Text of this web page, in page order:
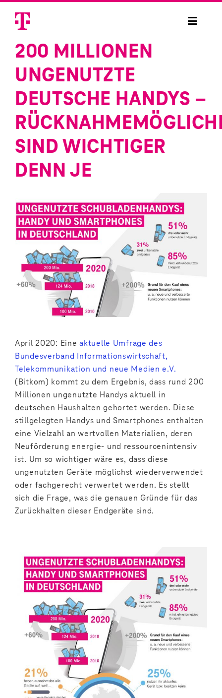
content
Toggle
Handysammelaktion
Handysammelbox bestellen
Handy spenden
Projekte
Sicherheit
Anmelden
200 MILLIONEN
UNGENUTZTE
DEUTSCHE HANDYS –
SIND WICHTIGER
DENN JE
April 2020: Eineaktuelle Umfrage des
Bundesverband Informationswirtschaft,
Telekommunikation und neue Medien e.V.
(Bitkom) kommt zu dem Ergebnis, dass rund 200
Millionen ungenutzte Handys aktuell in
deutschen Haushalten gehortet werden. Diese
stillgelegten Handys und Smartphones enthalten
eine Vielzahl an wertvollen Materialien, deren
Neuförderung energie- und ressourcenintensiv
ist. Um so wichtiger wäre es, dass diese
ungenutzten Geräte möglichst wiederverwendet
oder fachgerecht verwertet werden. Es stellt
sich die Frage, was die genauen Gründe für das
Zurückhalten dieser Endgeräte sind.